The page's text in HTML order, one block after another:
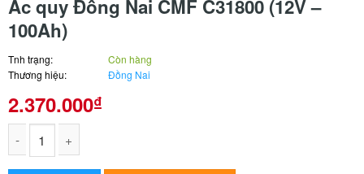
Ắc quy Đồng Nai CMF C31800 (12V –
100Ah)
Tnh trạng:
Còn hàng
Thương hiệu:
Đồng Nai
2.370.000₫